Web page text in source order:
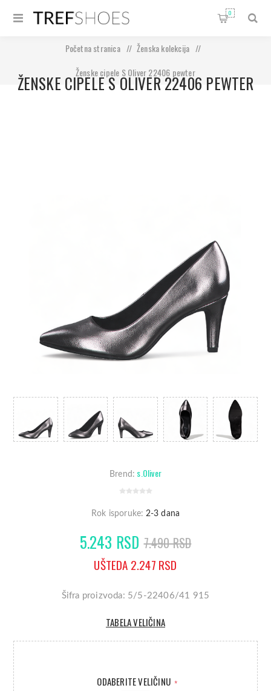
0
Početna stranica / Ženska kolekcija
/
Ženske cipele S Oliver 22406 pewter
ŽENSKE CIPELE S OLIVER 22406 PEWTER
Brend: s.Oliver
Rok isporuke: 2-3 dana
5.243 RSD 7.490 RSD
UŠTEDA 2.247 RSD
Šifra proizvoda: 5/5-22406/41 915
TABELA VELIČINA
ODABERITE VELIČINU *